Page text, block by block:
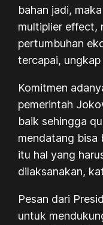
bahan jadi,
multiplier effect,
pertumbuhan
tercapai, ungkap
Komitmen
pemerintah
baik sehingga
mendatang bisa
itu hal yang
dilaksanakan,
Pesan dari
untuk